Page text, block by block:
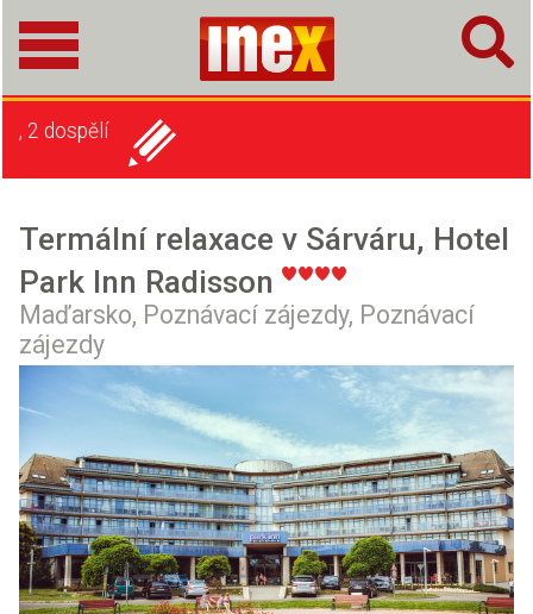
, 2 dospělí
Termální relaxace v Sárváru, Hotel
Park Inn Radisson
Maďarsko, Poznávací zájezdy, Poznávací
zájezdy